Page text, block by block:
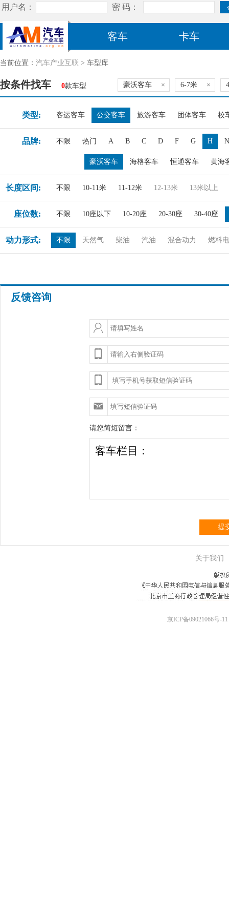
客车 卡车
当前位置： 汽车产业互联 > 车型库
按条件找车 0款车型 豪沃客车 × 6-7米 ×
类型: 客运客车 公交客车 旅游客车 团体客车 校
品牌: 不限 热门 A B C D F G H N
豪沃客车 海格客车 恒通客车 黄海
长度区间: 不限 10-11米 11-12米 12-13米 13米以上
座位数: 不限 10座以下 10-20座 20-30座 30-40座
动力形式: 不限 天然气 柴油 汽油 混合动力 燃料
反馈咨询
请您简短留言：
提
关于我们
京ICP备09021066号-11